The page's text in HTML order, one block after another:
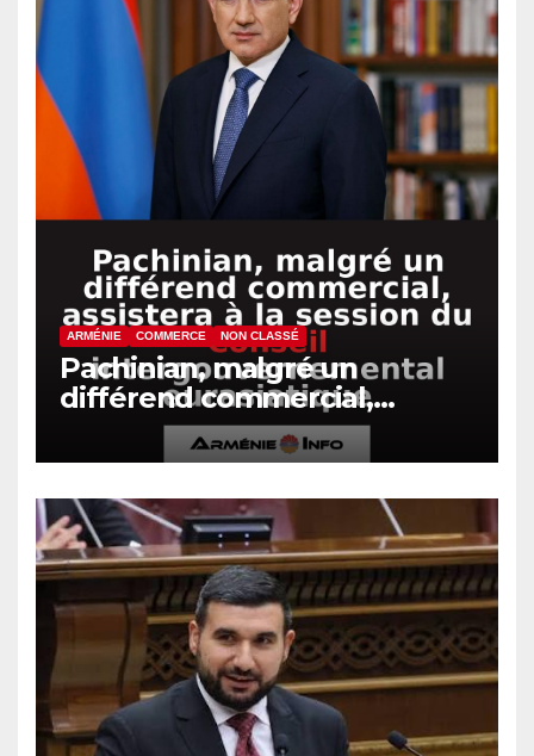
ARMÉNIE COMMERCE NON CLASSÉ
Pachinian, malgré un
différend commercial,
assistera à la session du
Conseil intergouvernemental